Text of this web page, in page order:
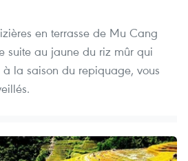
en terrasse de Mu Cang
suite au jaune du riz mûr qui
à la saison du repiquage, vous